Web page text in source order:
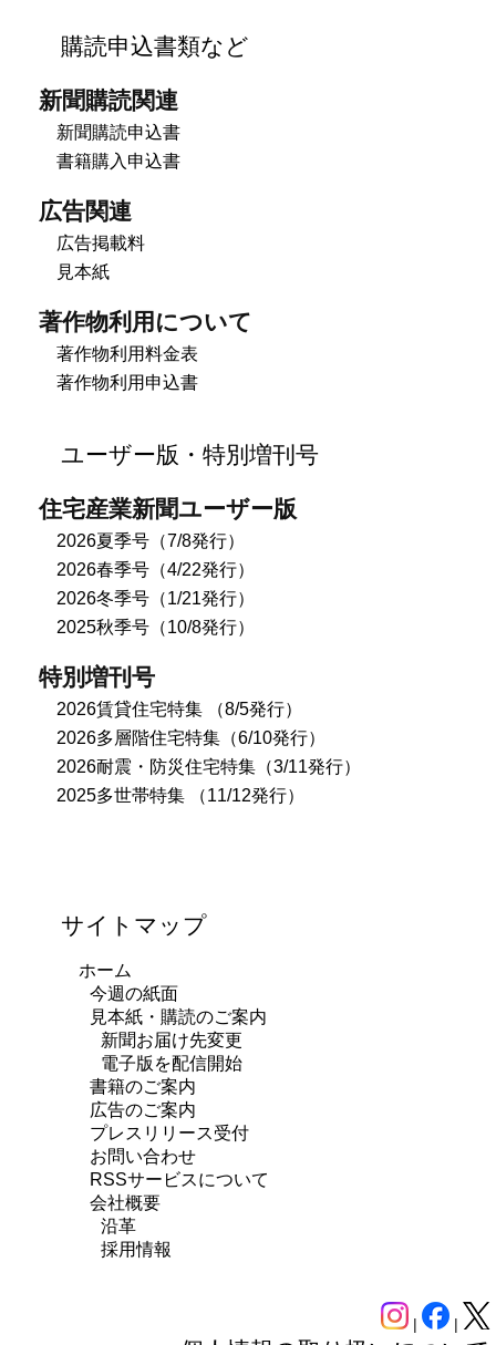
購読申込書類など
新聞購読関連
新聞購読申込書
書籍購入申込書
広告関連
広告掲載料
見本紙
著作物利用について
著作物利用料金表
著作物利用申込書
ユーザー版・特別増刊号
住宅産業新聞ユーザー版
2026夏季号（7/8発行）
2026春季号（4/22発行）
2026冬季号（1/21発行）
2025秋季号（10/8発行）
特別増刊号
2026賃貸住宅特集 （8/5発行）
2026多層階住宅特集（6/10発行）
2026耐震・防災住宅特集（3/11発行）
2025多世帯特集 （11/12発行）
サイトマップ
ホーム
今週の紙面
見本紙・購読のご案内
新聞お届け先変更
電子版を配信開始
書籍のご案内
広告のご案内
プレスリリース受付
お問い合わせ
RSSサービスについて
会社概要
沿革
採用情報
| |